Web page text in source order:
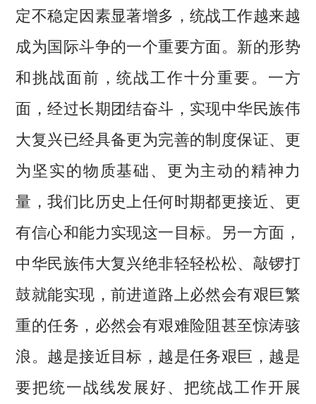
定不稳定因素显著增多，统战工作越来越
成为国际斗争的一个重要方面。新的形势
和挑战面前，统战工作十分重要。一方
面，经过长期团结奋斗，实现中华民族伟
大复兴已经具备更为完善的制度保证、更
为坚实的物质基础、更为主动的精神力
量，我们比历史上任何时期都更接近、更
有信心和能力实现这一目标。另一方面，
中华民族伟大复兴绝非轻轻松松、敲锣打
鼓就能实现，前进道路上必然会有艰巨繁
重的任务，必然会有艰难险阻甚至惊涛骇
浪。越是接近目标，越是任务艰巨，越是
要把统一战线发展好、把统战工作开展